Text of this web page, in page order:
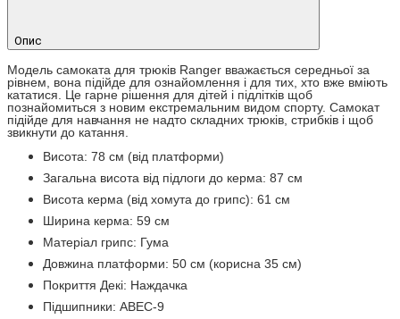
Опис
Модель самоката для трюків Ranger вважається середньої за
рівнем, вона підійде для ознайомлення і для тих, хто вже вміють
кататися. Це гарне рішення для дітей і підлітків щоб
познайомиться з новим екстремальним видом спорту. Самокат
підійде для навчання не надто складних трюків, стрибків і щоб
звикнути до катання.
Висота: 78 см (від платформи)
Загальна висота від підлоги до керма: 87 см
Висота керма (від хомута до грипс): 61 см
Ширина керма: 59 см
Матеріал грипс: Гума
Довжина платформи: 50 см (корисна 35 см)
Покриття Декі: Наждачка
Підшипники: ABEC-9